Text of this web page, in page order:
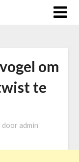
om
te
door admin